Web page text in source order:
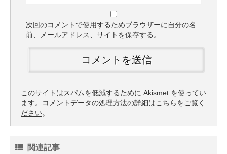
次回のコメントで使用するためブラウザーに自分の名
前、メールアドレス、サイトを保存する。
このサイトはスパムを低減するために Akismet を使ってい
ます。
コメントデータの処理方法の詳細はこちらをご覧く
ださい。
関連記事